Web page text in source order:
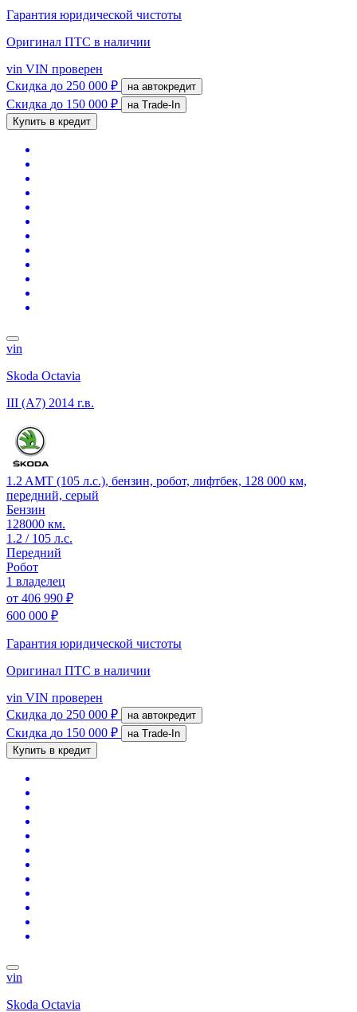
Гарантия юридической чистоты
Оригинал ПТС в наличии
vin VIN проверен
Скидка до 250 000 ₽ на автокредит
Скидка до 150 000 ₽
на Trade-In
Купить в кредит
vin
Skoda Octavia
III (A7) 2014 г.в.
1.2 AMT (105 л.с.), бензин, робот, лифтбек, 128 000 км,
передний, серый
Бензин
128000 км.
1.2 / 105 л.с.
Передний
Робот
1 владелец
от 406 990 ₽
600 000 ₽
Гарантия юридической чистоты
Оригинал ПТС в наличии
vin VIN проверен
Скидка до 250 000 ₽ на автокредит
Скидка до 150 000 ₽
на Trade-In
Купить в кредит
vin
Skoda Octavia